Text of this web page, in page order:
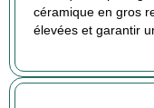
céramique en gros
élevées et garantir